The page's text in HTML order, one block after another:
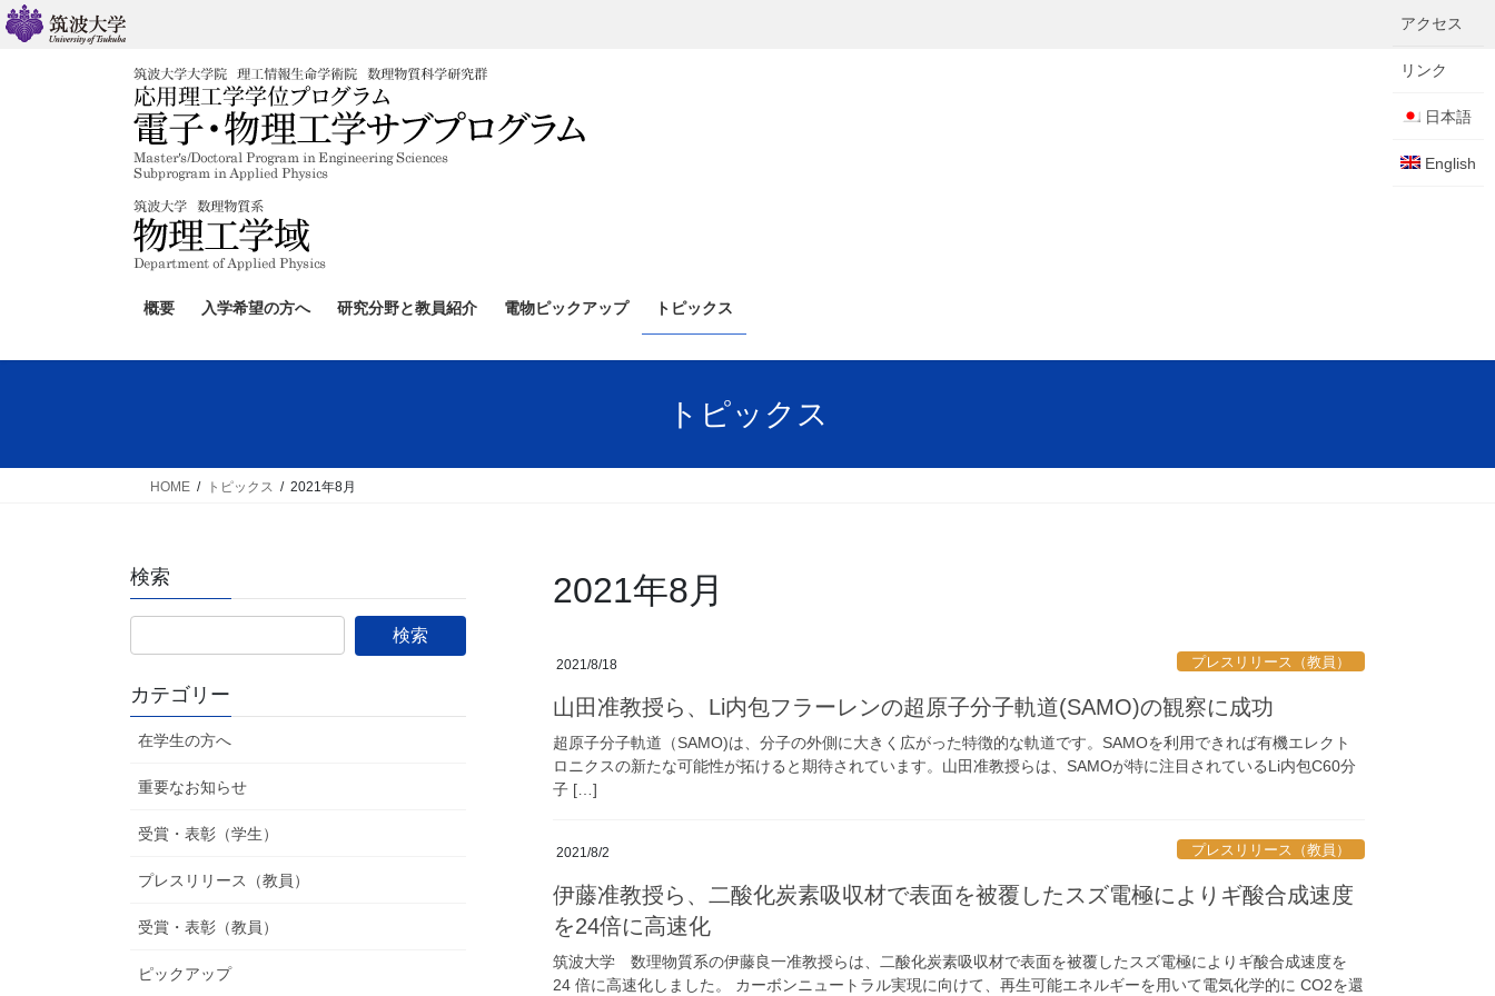
コ
ン
ナ
ビ
概要 入学希望の方へ 研究分野と教員紹介 電物ピックアップ トピックス
トピックス
HOME トピックス 2021年8月
2021年8月
2021/8/18 プレスリリース（教員）
山田准教授ら、Li内包フラーレンの超原子分子軌道(SAMO)の観察に成功
超原子分子軌道（SAMO)は、分子の外側に大きく広がった特徴的な軌道です。SAMOを利用できれば有機エレクト
ロニクスの新たな可能性が拓けると期待されています。山田准教授らは、SAMOが特に注目されているLi内包C60分
子 […]
2021/8/2 プレスリリース（教員）
伊藤准教授ら、二酸化炭素吸収材で表面を被覆したスズ電極によりギ酸合成速度
を24倍に高速化
筑波大学 数理物質系の伊藤良一准教授らは、二酸化炭素吸収材で表面を被覆したスズ電極によりギ酸合成速度を
24 倍に高速化しました。 カーボンニュートラル実現に向けて、再生可能エネルギーを用いて電気化学的に CO2を還
検索
カテゴリー
在学生の方へ
重要なお知らせ
受賞・表彰（学生）
プレスリリース（教員）
受賞・表彰（教員）
ピックアップ
アクセス
リンク
日本語
English